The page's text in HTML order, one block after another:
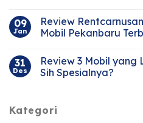
09
Jan
Review
Mobil Pekanbaru
31
Des
Review 3 Mobil
Sih Spesialnya?
Kategori